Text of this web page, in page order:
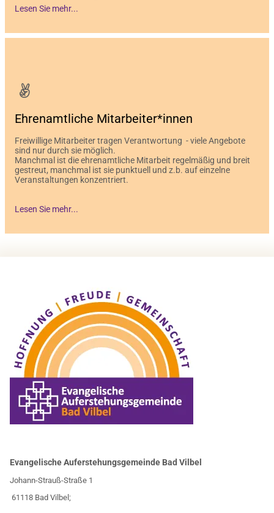
Lesen Sie mehr...
Ehrenamtliche Mitarbeiter*innen
Freiwillige Mitarbeiter tragen Verantwortung - viele Angebote
sind nur durch sie möglich.
Manchmal ist die ehrenamtliche Mitarbeit regelmäßig und breit
gestreut, manchmal ist sie punktuell und z.b. auf einzelne
Veranstaltungen konzentriert.
Lesen Sie mehr...
Evangelische Auferstehungsgemeinde Bad Vilbel
Johann-Strauß-Straße 1
61118 Bad Vilbel;